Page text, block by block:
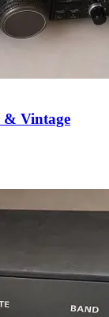
& Vintage